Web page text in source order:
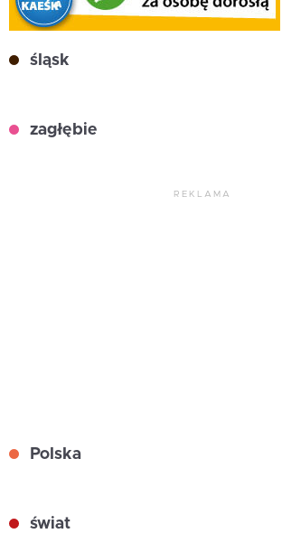
śląsk
zagłębie
REKLAMA
Polska
świat